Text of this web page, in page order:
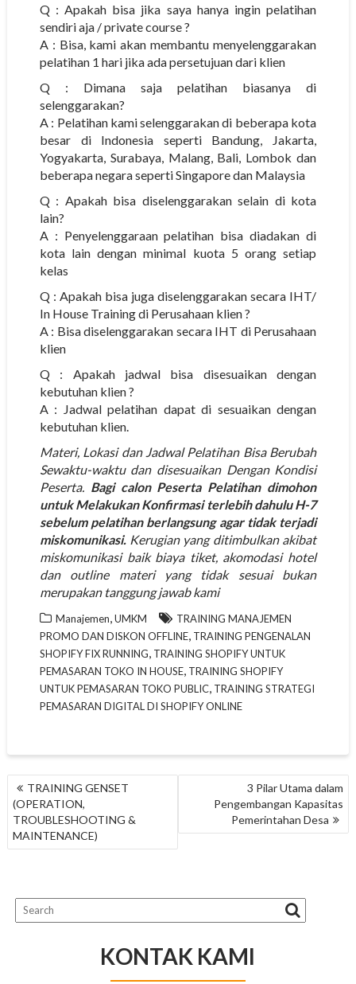
Q : Apakah bisa jika saya hanya ingin pelatihan
sendiri aja / private course ?
A : Bisa, kami akan membantu menyelenggarakan
pelatihan 1 hari jika ada persetujuan dari klien
Q : Dimana saja pelatihan biasanya di
selenggarakan?
A : Pelatihan kami selenggarakan di beberapa kota
besar di Indonesia seperti Bandung, Jakarta,
Yogyakarta, Surabaya, Malang, Bali, Lombok dan
beberapa negara seperti Singapore dan Malaysia
Q : Apakah bisa diselenggarakan selain di kota
lain?
A : Penyelenggaraan pelatihan bisa diadakan di
kota lain dengan minimal kuota 5 orang setiap
kelas
Q : Apakah bisa juga diselenggarakan secara IHT/
In House Training di Perusahaan klien ?
A : Bisa diselenggarakan secara IHT di Perusahaan
klien
Q : Apakah jadwal bisa disesuaikan dengan
kebutuhan klien ?
A : Jadwal pelatihan dapat di sesuaikan dengan
kebutuhan klien.
Materi, Lokasi dan Jadwal Pelatihan Bisa Berubah
Sewaktu-waktu dan disesuaikan Dengan Kondisi
Peserta.Bagi calon Peserta Pelatihan dimohon
untuk Melakukan Konfirmasi terlebih dahulu H-7
sebelum pelatihan berlangsung agar tidak terjadi
miskomunikasi.Kerugian yang ditimbulkan akibat
miskomunikasi baik biaya tiket, akomodasi hotel
dan outline materi yang tidak sesuai bukan
merupakan tanggung jawab kami
Manajemen,UMKM
TRAINING MANAJEMEN
PROMO DAN DISKON OFFLINE, TRAINING PENGENALAN
SHOPIFY FIX RUNNING, TRAINING SHOPIFY UNTUK
PEMASARAN TOKO IN HOUSE, TRAINING SHOPIFY
UNTUK PEMASARAN TOKO PUBLIC, TRAINING STRATEGI
PEMASARAN DIGITAL DI SHOPIFY ONLINE
NAVIGASI
POS
TRAINING GENSET
(OPERATION,
TROUBLESHOOTING &
MAINTENANCE)
3 Pilar Utama dalam
Pengembangan Kapasitas
Pemerintahan Desa
KONTAK KAMI